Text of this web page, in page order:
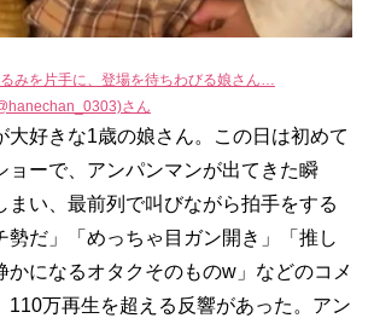
みを片手に、登場を待ちわびる娘さん…
さん
好きな1歳の娘さん。この日は初めて
ョーで、アンパンマンが出てきた瞬
まい、最前列で叫びながら拍手をする
勢だ」「めっちゃ目ガン開き」「推し
かになるオタクそのものw」などのコメ
110万再生を超える反響があった。アン